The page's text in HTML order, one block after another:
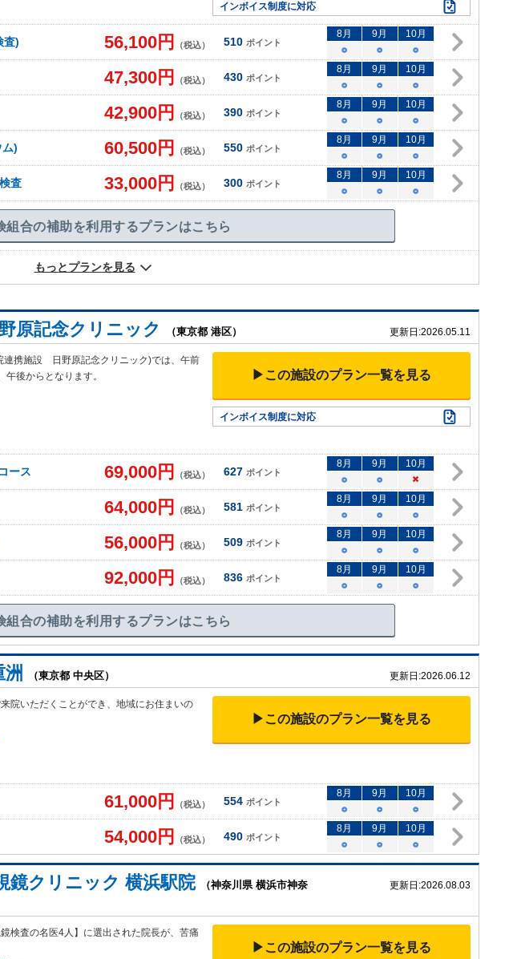
インボイス制度に対応
査) 56,100円 （税込） 510 ポイント
8月 9月 10月
○
○ ○
47,300円 （税込） 430 ポイント
8月 9月 10月
○
○ ○
42,900円 （税込） 390 ポイント
8月 9月 10月
○
○ ○
) 60,500円 （税込） 550 ポイント
8月 9月 10月
○
○ ○
査 33,000円 （税込） 300 ポイント
8月 9月 10月
○
○ ○
組合の補助を利用するプランはこちら
もっとプランを見る
原記念クリニック （東京都 港区） 更新日:2026.05.11
連携施設 日野原記念クリニック)では、午前
後からとなります。
▶この施設のプラン一覧を見る
インボイス制度に対応
ース 69,000円 （税込） 627 ポイント
8月 9月 10月
○
○ ×
64,000円 （税込） 581 ポイント
8月 9月 10月
○
○ ○
56,000円 （税込） 509 ポイント
8月 9月 10月
○
○ ○
92,000円 （税込） 836 ポイント
8月 9月 10月
○
○ ○
組合の補助を利用するプランはこちら
（東京都 中央区） 更新日:2026.06.12
院いただくことができ、地域にお住まいの
▶この施設のプラン一覧を見る
61,000円 （税込） 554 ポイント
8月 9月 10月
○
○ ○
54,000円 （税込） 490 ポイント
8月 9月 10月
○
○ ○
鏡クリニック 横浜駅院
（神奈川県 横浜市神奈
更新日:2026.08.03
検査の名医4人】に選出された院長が、苦痛
▶この施設のプラン一覧を見る